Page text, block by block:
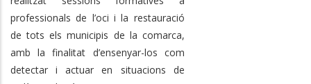
professionals de l’oci i la restauració
de tots els municipis de la comarca,
amb la finalitat d’ensenyar-los com
detectar i actuar en situacions de